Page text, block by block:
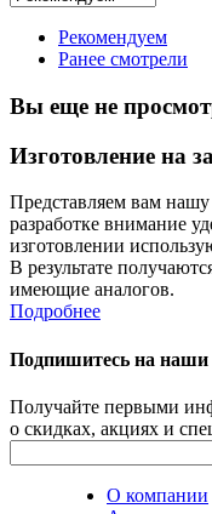
Рекомендуем
Ранее смотрели
Вы еще не
Изготовление на
Представляем вам
разработке внимание
изготовлении
В результате
имеющие аналогов.
Подробнее
Подпишитесь на наши
Получайте первыми
о скидках, акциях и
О компании